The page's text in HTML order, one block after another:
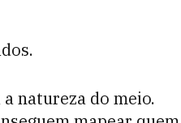
natureza do meio.